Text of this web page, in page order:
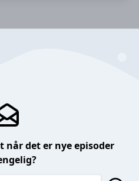
når det er nye episoder